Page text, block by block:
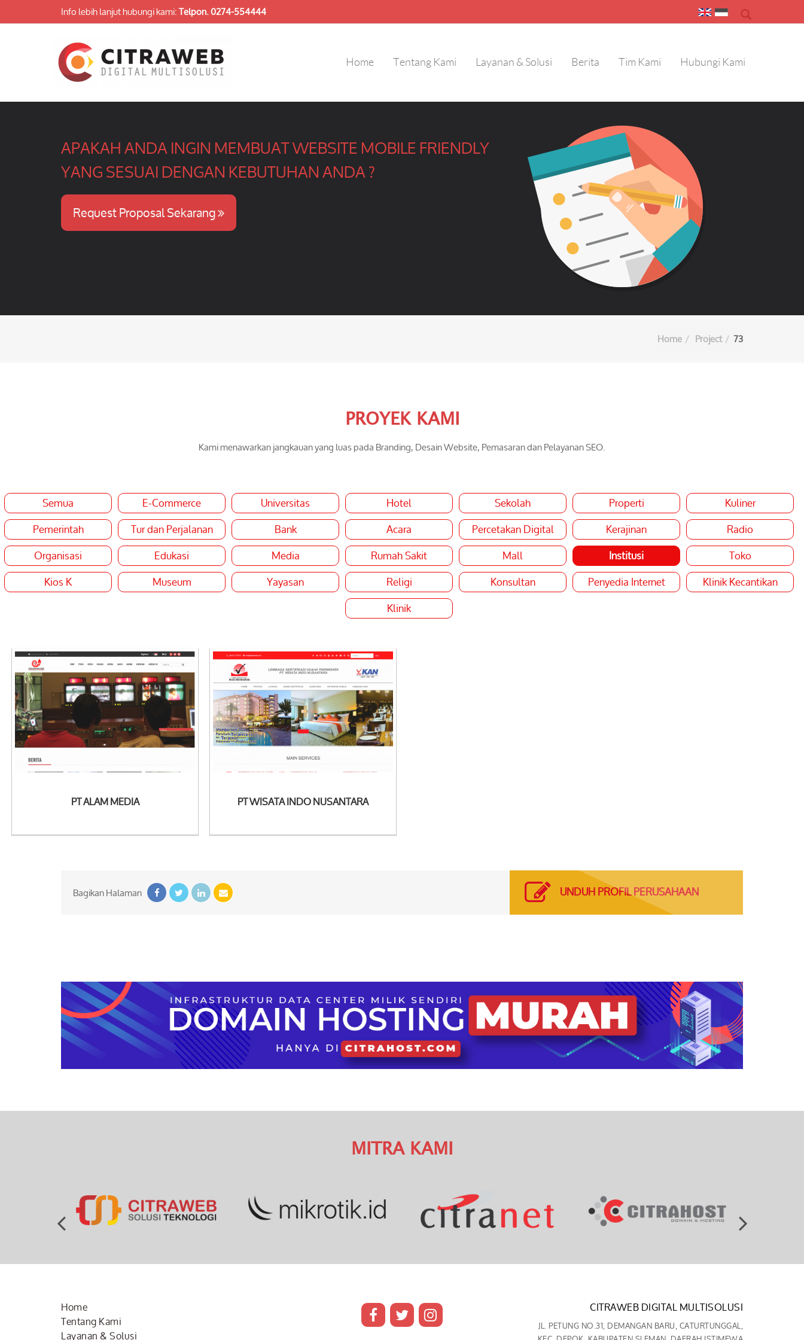
Info lebih lanjut hubungi kami:Telpon.0274-554444
Home Tentang Kami Layanan & Solusi Berita Tim Kami Hubungi Kami
APAKAH ANDA INGIN MEMBUAT WEBSITE MOBILE FRIENDLY
YANG SESUAI DENGAN KEBUTUHAN ANDA ?
Request Proposal Sekarang
Home Project 73
PROYEK KAMI
Kami menawarkan jangkauan yang luas pada Branding, Desain Website, Pemasaran dan Pelayanan SEO.
Semua E-Commerce Universitas Hotel Sekolah Properti
Kuliner
Pemerintah
Tur dan Perjalanan Bank Acara Percetakan Digital Kerajinan
Radio
Organisasi
Edukasi Media Rumah Sakit Mall Institusi
Toko
Kios K
Museum Yayasan Religi Konsultan Penyedia Internet
Klinik Kecantikan
Klinik
See Detail
PT ALAM MEDIA
See Detail
PT WISATA INDO NUSANTARA
Bagikan Halaman UNDUH PROFIL PERUSAHAAN
MITRA KAMI
Home
Tentang Kami
Layanan & Solusi
CITRAWEB DIGITAL MULTISOLUSI
JL. PETUNG NO.31, DEMANGAN BARU, CATURTUNGGAL,